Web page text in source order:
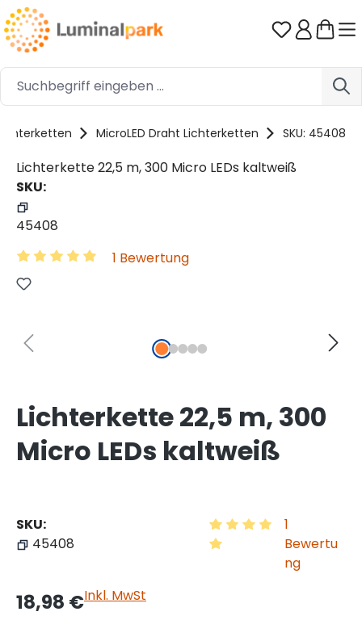
Zum Hauptinhalt springen Du hast 0
MicroLED Draht Lichterketten SKU: 45408
Lichterkette 22,5 m, 300 Micro LEDs kaltweiß
SKU:
45408
Durchschnittliche Bewertung von 4.97 von 5 Sternen
1 Bewertung
Lichterkette 22,5 m, 300
Micro LEDs kaltweiß
SKU:
45408
Durchschnittliche
1
Bewertu
ng
18,98 €Inkl. MwSt